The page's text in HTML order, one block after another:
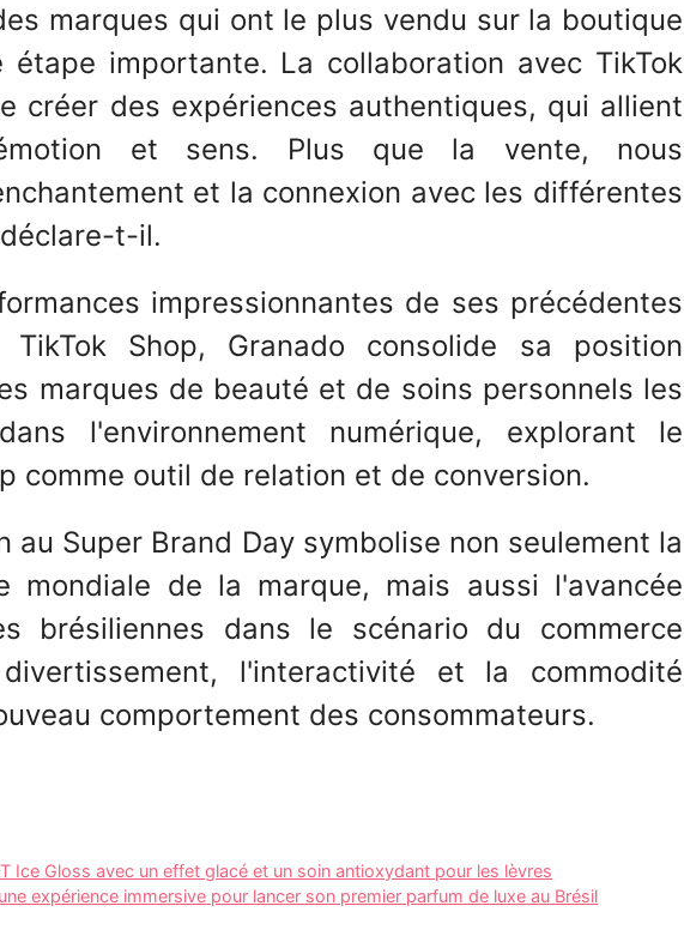
marques qui ont le plus vendu sur la boutique
étape importante. La collaboration avec TikTok
créer des expériences authentiques, qui allient
et sens. Plus que la vente, nous
et la connexion avec les différentes
t-il.
impressionnantes de ses précédentes
Shop, Granado consolide sa position
marques de beauté et de soins personnels les
l'environnement numérique, explorant le
comme outil de relation et de conversion.
au Super Brand Day symbolise non seulement la
mondiale de la marque, mais aussi l'avancée
brésiliennes dans le scénario du commerce
l'interactivité et la commodité
comportement des consommateurs.
Ice Gloss avec un effet glacé et un soin antioxydant pour les lèvres
expérience immersive pour lancer son premier parfum de luxe au Brésil